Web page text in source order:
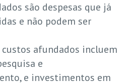
são despesas que já
e não podem ser
custos afundados incluem
e
e investimentos em